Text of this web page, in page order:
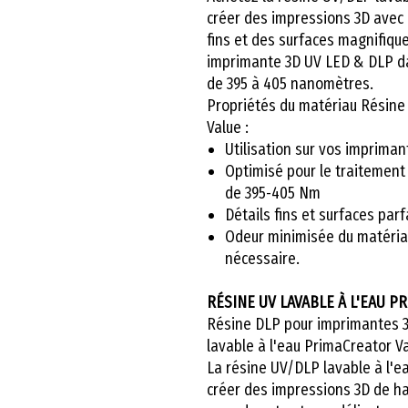
créer des impressions 3D
fins et des surfaces
imprimante 3D UV LED & DLP
de 395 à 405 nanomètres.
Propriétés du matériau
Value :
Utilisation sur vos
Optimisé pour le
de 395-405 Nm
Détails fins et surfaces
Odeur minimisée du
nécessaire.
RÉSINE UV LAVABLE À L'EAU
Résine DLP pour imprimantes
lavable à l'eau PrimaCreator
La résine UV/DLP lavable à
créer des impressions 3D de